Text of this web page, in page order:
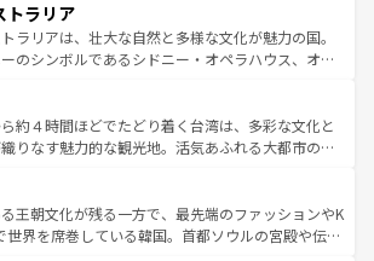
ーオーリンズでは、音楽と美食が融合した独特の
力。旅行者はアメリカの各地域で異なる魅力を楽
ら、その多様性と豊かな歴史を感じることができ
沢な旅のスタイルだ。 なお、新着のアメリカ
コンテンツ一覧を参照してほしい。
見逃せない。また、定番の観光地といえばオアフ
静かな自然を求めるならマウイ島やカウアイ島が
。エメラルドグリーンに輝く海をはじめ、豊かな
てなしの心で訪れる人々を迎えてくれるハワイの
いしいローカルフードやハワイアンミュージッ
的なフラダンスなど、すべてがハワイの魅力を彩
に味わってほしい。 なお、新着のハワイ情報
ンツ一覧を参照してほしい。
トラリア
ラリアは、壮大な自然と多様な文化が魅力の国。
のシンボルであるシドニー・オペラハウス、オー
フや大陸中央部にそびえるウルル（エアーズロッ
スマニアの美しい原生林やケアンズの熱帯雨林な
ころがたくさん。また、カフェやワイン、オージ
クティビティも充実しており、サーフィンやダイ
ハイキングなど、アウトドア好きにはたまらな
ストラリアの多彩な魅力を存分に味わいつくそ
約４時間ほどでたどり着く台湾は、多彩な文化と
りなす魅力的な観光地。活気あふれる大都市の台
ひつな山岳地帯である台湾東部など、都市の喧騒
静けさが共存しており、訪れる人に新しい発見と
たらしてくれる。また、奥深い台湾の食文化も魅
王朝文化が残る一方で、最先端のファッションやK
世界を席巻している韓国。首都ソウルの宮殿や伝統